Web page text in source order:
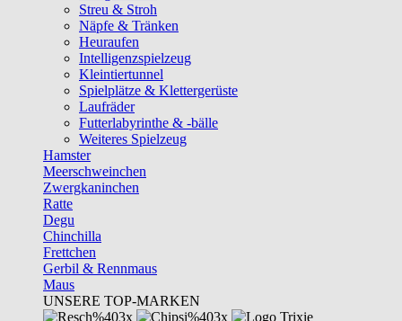
Streu & Stroh
Näpfe & Tränken
Heuraufen
Intelligenzspielzeug
Kleintiertunnel
Spielplätze & Klettergerüste
Laufräder
Futterlabyrinthe & -bälle
Weiteres Spielzeug
Hamster
Meerschweinchen
Zwergkaninchen
Ratte
Degu
Chinchilla
Frettchen
Gerbil & Rennmaus
Maus
UNSERE TOP-MARKEN